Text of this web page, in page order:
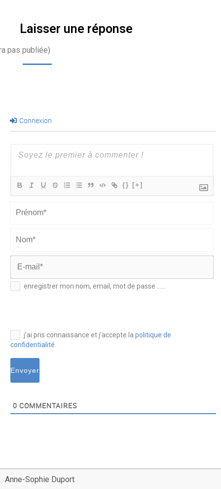
Laisser une réponse
pas publiée)
Connexion
{} [+]
Nom*
E-
mail*
enregistrer mon nom, email, mot de passe ......
j’ai pris connaissance et j’accepte la politique de
confidentialité
0 COMMENTAIRES
Anne-Sophie Duport